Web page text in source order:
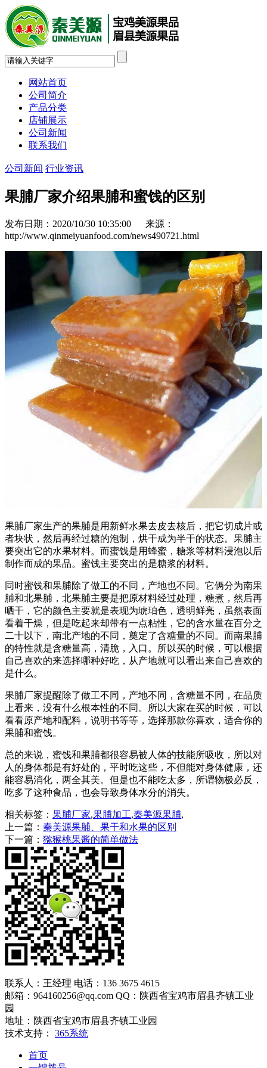
网站首页
公司简介
产品分类
店铺展示
公司新闻
联系我们
公司新闻 行业资讯
果脯厂家介绍果脯和蜜饯的区别
发布日期：2020/10/30 10:35:00 来源：
http://www.qinmeiyuanfood.com/news490721.html
果脯厂家生产的果脯是用新鲜水果去皮去核后，把它切成片或
者块状，然后再经过糖的泡制，烘干成为半干的状态。果脯主
要突出它的水果材料。而蜜饯是用蜂蜜，糖浆等材料浸泡以后
制作而成的果品。蜜饯主要突出的是糖浆的材料。
同时蜜饯和果脯除了做工的不同，产地也不同。它俩分为南果
脯和北果脯，北果脯主要是把原材料经过处理，糖煮，然后再
晒干，它的颜色主要就是表现为琥珀色，透明鲜亮，虽然表面
看着干燥，但是吃起来却带有一点粘性，它的含水量在百分之
二十以下，南北产地的不同，奠定了含糖量的不同。而南果脯
的特性就是含糖量高，清脆，入口。所以买的时候，可以根据
自己喜欢的来选择哪种好吃，从产地就可以看出来自己喜欢的
是什么。
果脯厂家提醒除了做工不同，产地不同，含糖量不同，在品质
上看来，没有什么根本性的不同。所以大家在买的时候，可以
看看原产地和配料，说明书等等，选择那款你喜欢，适合你的
果脯和蜜饯。
总的来说，蜜饯和果脯都很容易被人体的技能所吸收，所以对
人的身体都是有好处的，平时吃这些，不但能对身体健康，还
能容易消化，两全其美。但是也不能吃太多，所谓物极必反，
吃多了这种食品，也会导致身体水分的消失。
相关标签： 果脯厂家,果脯加工,秦美源果脯,
上一篇： 秦美源果脯、果干和水果的区别
下一篇： 猕猴桃果酱的简单做法
联系人：王经理 电话：136 3675 4615
邮箱：964160256@qq.com QQ：陕西省宝鸡市眉县齐镇工业
园
地址：陕西省宝鸡市眉县齐镇工业园
技术支持： 365系统
首页